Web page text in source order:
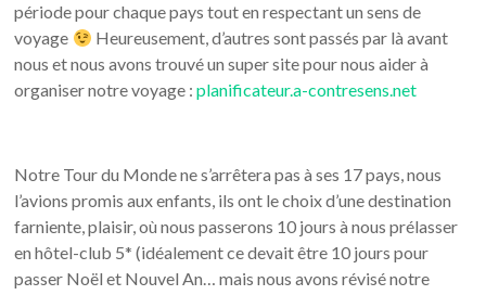
période pour chaque pays tout en respectant un sens de
voyage
Heureusement, d’autres sont passés par là avant
nous et nous avons trouvé un super site pour nous aider à
organiser notre voyage :planificateur.a-contresens.net
Notre Tour du Monde ne s’arrêtera pas à ses 17 pays, nous
l’avions promis aux enfants, ils ont le choix d’une destination
farniente, plaisir, où nous passerons 10 jours à nous prélasser
en hôtel-club 5* (idéalement ce devait être 10 jours pour
passer Noël et Nouvel An… mais nous avons révisé notre